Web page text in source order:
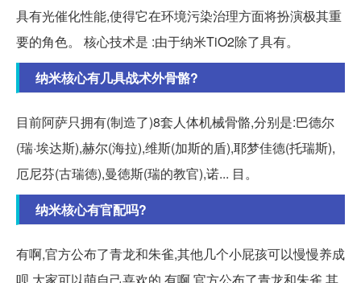
具有光催化性能,使得它在环境污染治理方面将扮演极其重
要的角色。 核心技术是 :由于纳米TiO2除了具有。
纳米核心有几具战术外骨骼?
目前阿萨只拥有(制造了)8套人体机械骨骼,分别是:巴德尔
(瑞·埃达斯),赫尔(海拉),维斯(加斯的盾),耶梦佳德(托瑞斯),
厄尼芬(古瑞徳),曼徳斯(瑞的教官),诺... 目。
纳米核心有官配吗?
有啊,官方公布了青龙和朱雀,其他几个小屁孩可以慢慢养成